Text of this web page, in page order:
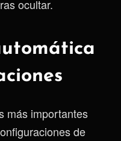
ocultar.
más importantes
de